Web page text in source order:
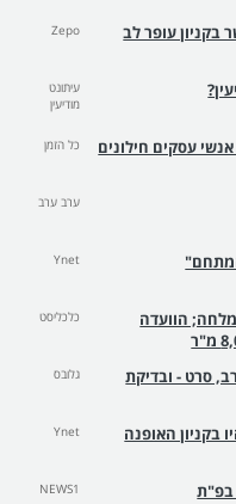
בקניון עופר לב
Zepo
עיתונט
מודיעין
עסקים חילונים כל הזמן
ערב ערב
Ynet
מלחה; הוועדה
כלכליסט
סרט - ובדיקת
גלובס
Ynet
בפ"ת NEWS1